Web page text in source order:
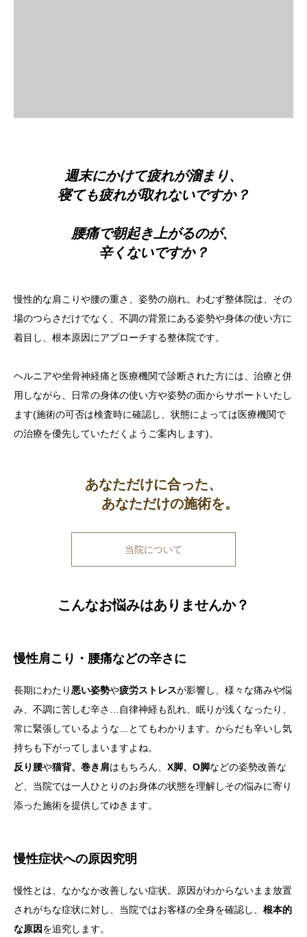
週末にかけて疲れが溜まり、
寝ても疲れが取れないですか？
腰痛で朝起き上がるのが、
辛くないですか？
慢性的な肩こりや腰の重さ、姿勢の崩れ。わむず整体院は、その
場のつらさだけでなく、不調の背景にある姿勢や身体の使い方に
着目し、根本原因にアプローチする整体院です。
ヘルニアや坐骨神経痛と医療機関で診断された方には、治療と併
用しながら、日常の身体の使い方や姿勢の面からサポートいたし
ます(施術の可否は検査時に確認し、状態によっては医療機関で
の治療を優先していただくようご案内します)。
あなただけに合った、
あなただけの施術を。
当院について
こんなお悩みはありませんか？
慢性肩こり・腰痛などの辛さに
長期にわたり 悪い姿勢や疲労ストレスが影響し、様々な痛みや悩
み、不調に苦しむ辛さ…自律神経も乱れ、眠りが浅くなったり、
常に緊張しているような…とてもわかります。からだも辛いし気
持ちも下がってしまいますよね。
反り腰や猫背、巻き肩はもちろん、 X脚、O脚などの姿勢改善な
ど、当院では一人ひとりのお身体の状態を理解しその悩みに寄り
添った施術を提供してゆきます。
慢性症状への原因究明
慢性とは、なかなか改善しない症状。原因がわからないまま放置
されがちな症状に対し、当院ではお客様の全身を確認し、 根本的
な原因を追究します。